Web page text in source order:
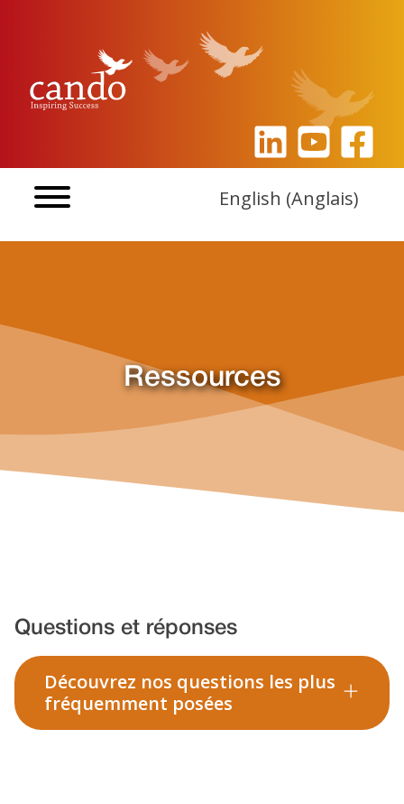
English (Anglais)
Ressources
Questions et réponses
Découvrez nos questions les plus
fréquemment posées